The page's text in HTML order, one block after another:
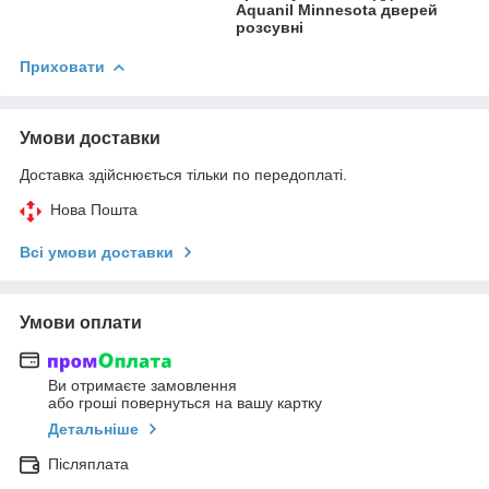
Aquanil Minnesota дверей
розсувні
Приховати
Умови доставки
Доставка здійснюється тільки по передоплаті.
Нова Пошта
Всі умови доставки
Умови оплати
Ви отримаєте замовлення
або гроші повернуться на вашу картку
Детальніше
Післяплата